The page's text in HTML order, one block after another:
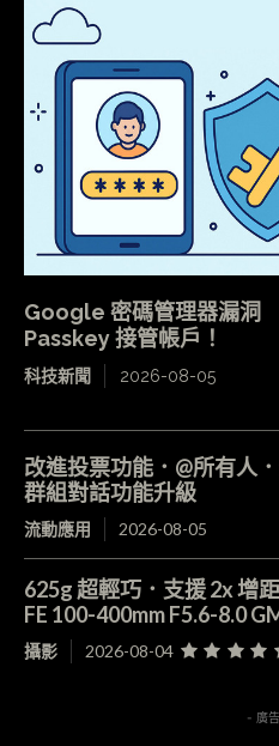
Google 密碼管理器漏洞
Passkey 接管帳戶！
科技新聞 2026-08-05
改進投票功能．@所有
群組對話功能升級
流動應用 2026-08-05
625g 超輕巧．支援 2x 增
FE 100-400mm F5.6-8.0
攝影 2026-08-04
- 廣